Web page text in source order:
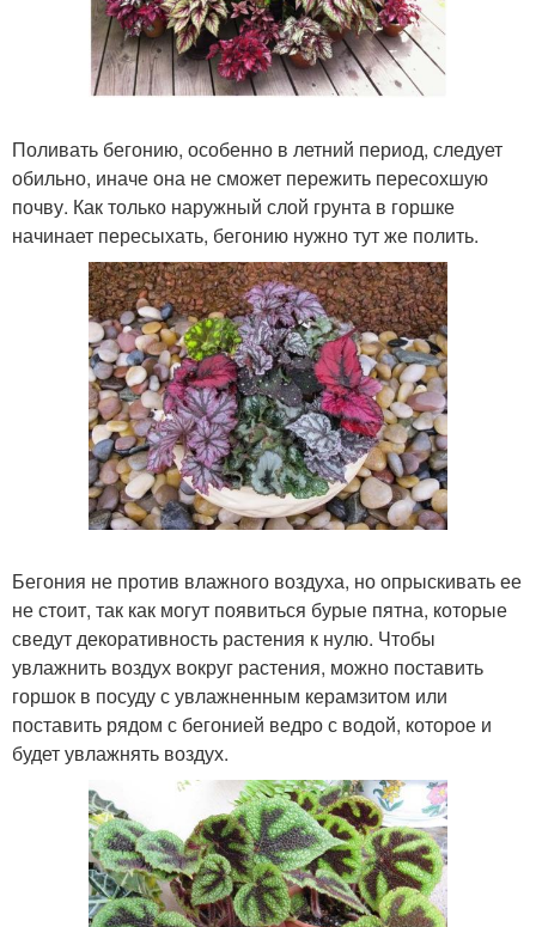
Поливать бегонию, особенно в летний период, следует
обильно, иначе она не сможет пережить пересохшую
почву. Как только наружный слой грунта в горшке
начинает пересыхать, бегонию нужно тут же полить.
Бегония не против влажного воздуха, но опрыскивать ее
не стоит, так как могут появиться бурые пятна, которые
сведут декоративность растения к нулю. Чтобы
увлажнить воздух вокруг растения, можно поставить
горшок в посуду с увлажненным керамзитом или
поставить рядом с бегонией ведро с водой, которое и
будет увлажнять воздух.